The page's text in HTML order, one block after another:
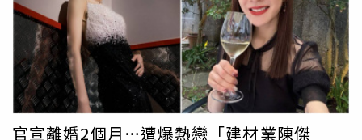
知道上尿盆，是天使狗狗。」因為是第一次飼養大型犬，李
燕不敢大意，早在大器3、4個月大時就送牠去上課，「主要
是學服從，畢竟牠體型大，不希望牠出門時嚇到路人。」現
在大器已經3歲多，老師仍會定期回來「複訓」，檢查牠有
沒有「走鐘」。好在大器表現良好，讓李燕滿是驕傲：「老
師也誇牠聰明、好教。」把大器接回家沒多久，李燕就把愛
犬送去上課學規矩，就怕外出嚇到路人。（圖／侯世駿攝）
官宣離婚2個月…遭爆熱戀「建材業陳傑